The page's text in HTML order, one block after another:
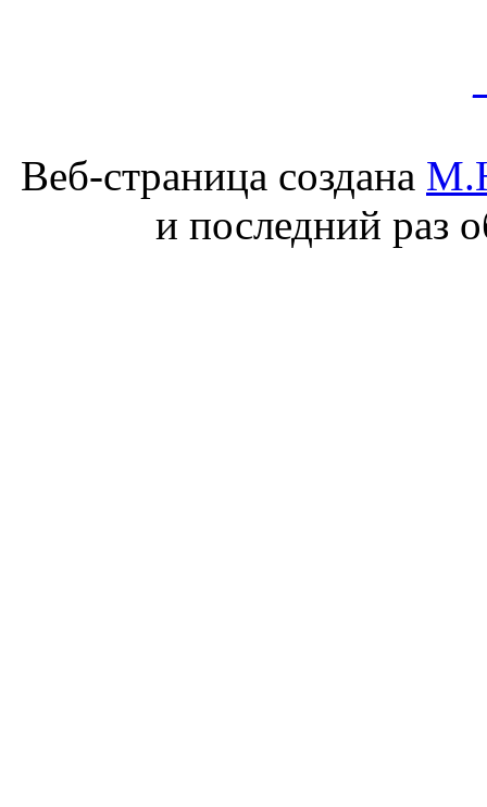
Веб-страница создана
и последний раз